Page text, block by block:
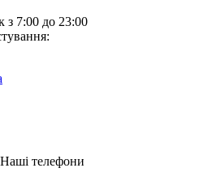
з 7:00 до 23:00
Наші телефони